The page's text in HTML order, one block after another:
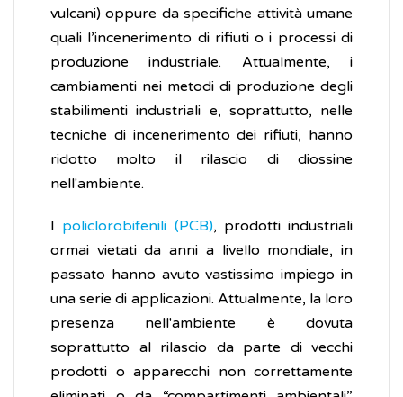
vulcani) oppure da specifiche attività umane
quali l’incenerimento di rifiuti o i processi di
produzione industriale. Attualmente, i
cambiamenti nei metodi di produzione degli
stabilimenti industriali e, soprattutto, nelle
tecniche di incenerimento dei rifiuti, hanno
ridotto molto il rilascio di diossine
nell'ambiente.
I policlorobifenili (PCB), prodotti industriali
ormai vietati da anni a livello mondiale, in
passato hanno avuto vastissimo impiego in
una serie di applicazioni. Attualmente, la loro
presenza nell'ambiente è dovuta
soprattutto al rilascio da parte di vecchi
prodotti o apparecchi non correttamente